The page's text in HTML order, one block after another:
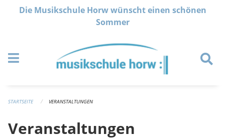
Navigation überspringen
Die Musikschule Horw wünscht einen schönen
Sommer
STARTSEITE VERANSTALTUNGEN
Veranstaltungen